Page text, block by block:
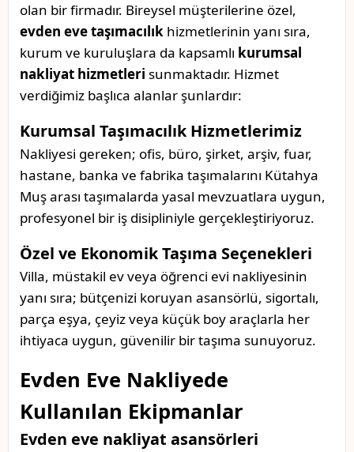
olan bir firmadır. Bireysel müşterilerine özel,
evden eve taşımacılık hizmetlerinin yanı sıra,
kurum ve kuruluşlara da kapsamlı kurumsal
nakliyat hizmetleri sunmaktadır. Hizmet
verdiğimiz başlıca alanlar şunlardır:
Kurumsal Taşımacılık Hizmetlerimiz
Nakliyesi gereken; ofis, büro, şirket, arşiv, fuar,
hastane, banka ve fabrika taşımalarını Kütahya
Muş arası taşımalarda yasal mevzuatlara uygun,
profesyonel bir iş disipliniyle gerçekleştiriyoruz.
Özel ve Ekonomik Taşıma Seçenekleri
Villa, müstakil ev veya öğrenci evi nakliyesinin
yanı sıra; bütçenizi koruyan asansörlü, sigortalı,
parça eşya, çeyiz veya küçük boy araçlarla her
ihtiyaca uygun, güvenilir bir taşıma sunuyoruz.
Evden Eve Nakliyede
Kullanılan Ekipmanlar
Evden eve nakliyat asansörleri